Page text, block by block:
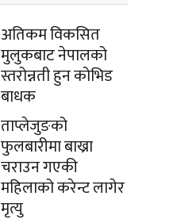
अतिकम विकसित
मुलुकबाट नेपालको
स्तरोन्नती हुन कोभिड
बाधक
ताप्लेजुङको
फुलबारीमा बाख्रा
चराउन गएकी
महिलाको करेन्ट लागेर
मृत्यु